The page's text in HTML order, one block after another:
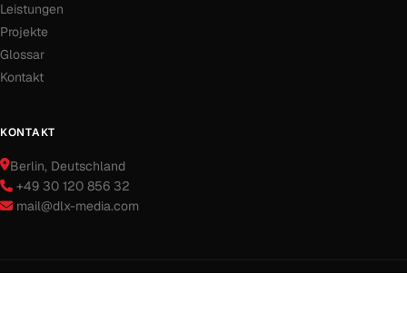
Leistungen
Projekte
Glossar
Kontakt
KONTAKT
Berlin, Deutschland
+49 30 120 856 32
mail@dlx-media.com